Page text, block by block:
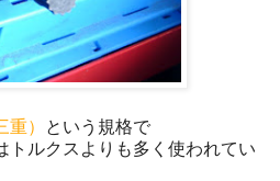
）
という規格で
トルクスよりも多く使われてい